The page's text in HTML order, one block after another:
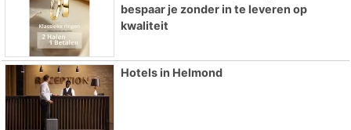
bespaar je zonder in te leveren op
kwaliteit
Hotels in Helmond